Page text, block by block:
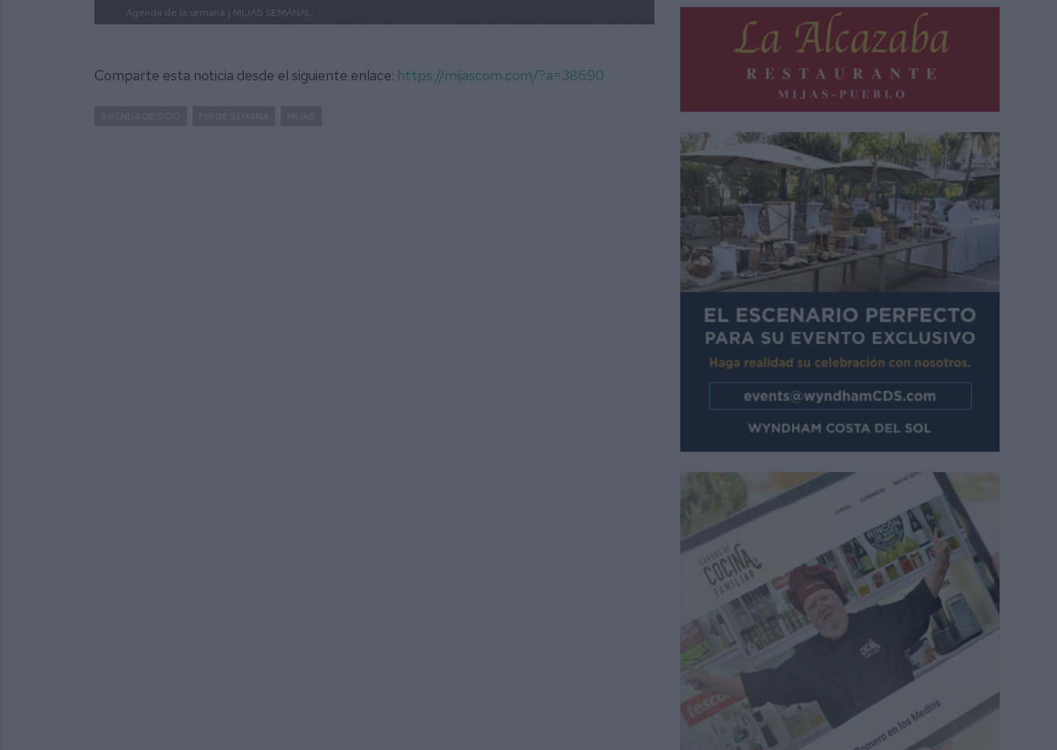
Agenda de la semana | MIJAS SEMANAL.
Comparte esta noticia desde el siguiente enlace: https://mijascom.com/?a=38690